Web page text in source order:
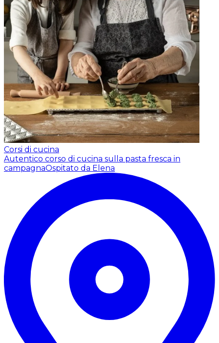
Corsi di cucina
Autentico corso di cucina sulla pasta fresca in
campagnaOspitato da Elena